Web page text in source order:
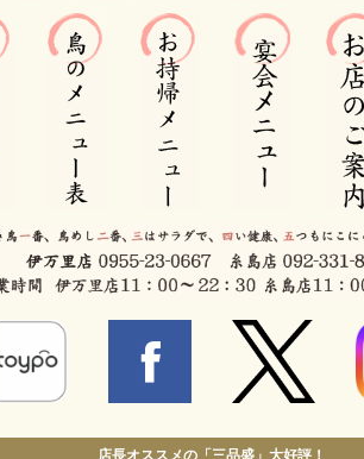
店長オススメの「三品盛」大好評！